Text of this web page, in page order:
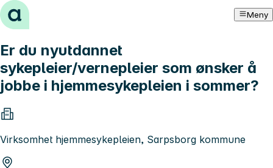
Hopp til innhold Meny
Er du nyutdannet
sykepleier/vernepleier som ønsker å
jobbe i hjemmesykepleien i sommer?
Virksomhet hjemmesykepleien, Sarpsborg kommune